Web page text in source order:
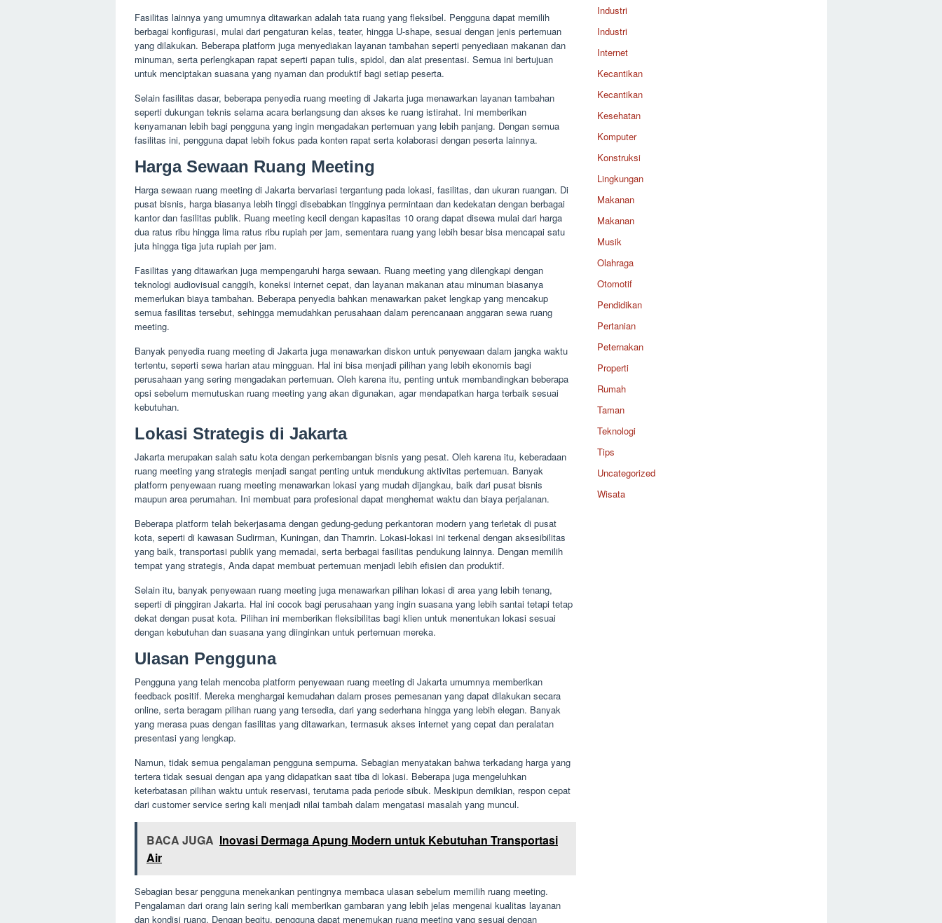
Fasilitas lainnya yang umumnya ditawarkan adalah tata ruang yang fleksibel. Pengguna dapat memilih
berbagai konfigurasi, mulai dari pengaturan kelas, teater, hingga U-shape, sesuai dengan jenis pertemuan
yang dilakukan. Beberapa platform juga menyediakan layanan tambahan seperti penyediaan makanan dan
minuman, serta perlengkapan rapat seperti papan tulis, spidol, dan alat presentasi. Semua ini bertujuan
untuk menciptakan suasana yang nyaman dan produktif bagi setiap peserta.
Selain fasilitas dasar, beberapa penyedia ruang meeting di Jakarta juga menawarkan layanan tambahan
seperti dukungan teknis selama acara berlangsung dan akses ke ruang istirahat. Ini memberikan
kenyamanan lebih bagi pengguna yang ingin mengadakan pertemuan yang lebih panjang. Dengan semua
fasilitas ini, pengguna dapat lebih fokus pada konten rapat serta kolaborasi dengan peserta lainnya.
Harga Sewaan Ruang Meeting
Harga sewaan ruang meeting di Jakarta bervariasi tergantung pada lokasi, fasilitas, dan ukuran ruangan. Di
pusat bisnis, harga biasanya lebih tinggi disebabkan tingginya permintaan dan kedekatan dengan berbagai
kantor dan fasilitas publik. Ruang meeting kecil dengan kapasitas 10 orang dapat disewa mulai dari harga
dua ratus ribu hingga lima ratus ribu rupiah per jam, sementara ruang yang lebih besar bisa mencapai satu
juta hingga tiga juta rupiah per jam.
Fasilitas yang ditawarkan juga mempengaruhi harga sewaan. Ruang meeting yang dilengkapi dengan
teknologi audiovisual canggih, koneksi internet cepat, dan layanan makanan atau minuman biasanya
memerlukan biaya tambahan. Beberapa penyedia bahkan menawarkan paket lengkap yang mencakup
semua fasilitas tersebut, sehingga memudahkan perusahaan dalam perencanaan anggaran sewa ruang
meeting.
Banyak penyedia ruang meeting di Jakarta juga menawarkan diskon untuk penyewaan dalam jangka waktu
tertentu, seperti sewa harian atau mingguan. Hal ini bisa menjadi pilihan yang lebih ekonomis bagi
perusahaan yang sering mengadakan pertemuan. Oleh karena itu, penting untuk membandingkan beberapa
opsi sebelum memutuskan ruang meeting yang akan digunakan, agar mendapatkan harga terbaik sesuai
kebutuhan.
Lokasi Strategis di Jakarta
Jakarta merupakan salah satu kota dengan perkembangan bisnis yang pesat. Oleh karena itu, keberadaan
ruang meeting yang strategis menjadi sangat penting untuk mendukung aktivitas pertemuan. Banyak
platform penyewaan ruang meeting menawarkan lokasi yang mudah dijangkau, baik dari pusat bisnis
maupun area perumahan. Ini membuat para profesional dapat menghemat waktu dan biaya perjalanan.
Beberapa platform telah bekerjasama dengan gedung-gedung perkantoran modern yang terletak di pusat
kota, seperti di kawasan Sudirman, Kuningan, dan Thamrin. Lokasi-lokasi ini terkenal dengan aksesibilitas
yang baik, transportasi publik yang memadai, serta berbagai fasilitas pendukung lainnya. Dengan memilih
tempat yang strategis, Anda dapat membuat pertemuan menjadi lebih efisien dan produktif.
Selain itu, banyak penyewaan ruang meeting juga menawarkan pilihan lokasi di area yang lebih tenang,
seperti di pinggiran Jakarta. Hal ini cocok bagi perusahaan yang ingin suasana yang lebih santai tetapi tetap
dekat dengan pusat kota. Pilihan ini memberikan fleksibilitas bagi klien untuk menentukan lokasi sesuai
dengan kebutuhan dan suasana yang diinginkan untuk pertemuan mereka.
Ulasan Pengguna
Pengguna yang telah mencoba platform penyewaan ruang meeting di Jakarta umumnya memberikan
feedback positif. Mereka menghargai kemudahan dalam proses pemesanan yang dapat dilakukan secara
online, serta beragam pilihan ruang yang tersedia, dari yang sederhana hingga yang lebih elegan. Banyak
yang merasa puas dengan fasilitas yang ditawarkan, termasuk akses internet yang cepat dan peralatan
presentasi yang lengkap.
Namun, tidak semua pengalaman pengguna sempurna. Sebagian menyatakan bahwa terkadang harga yang
tertera tidak sesuai dengan apa yang didapatkan saat tiba di lokasi. Beberapa juga mengeluhkan
keterbatasan pilihan waktu untuk reservasi, terutama pada periode sibuk. Meskipun demikian, respon cepat
dari customer service sering kali menjadi nilai tambah dalam mengatasi masalah yang muncul.
BACA JUGA Inovasi Dermaga Apung Modern untuk Kebutuhan Transportasi
Air
Sebagian besar pengguna menekankan pentingnya membaca ulasan sebelum memilih ruang meeting.
Pengalaman dari orang lain sering kali memberikan gambaran yang lebih jelas mengenai kualitas layanan
dan kondisi ruang. Dengan begitu, pengguna dapat menemukan ruang meeting yang sesuai dengan
Industri
Industri
Internet
Kecantikan
Kecantikan
Kesehatan
Komputer
Konstruksi
Lingkungan
Makanan
Makanan
Musik
Olahraga
Otomotif
Pendidikan
Pertanian
Peternakan
Properti
Rumah
Taman
Teknologi
Tips
Uncategorized
Wisata